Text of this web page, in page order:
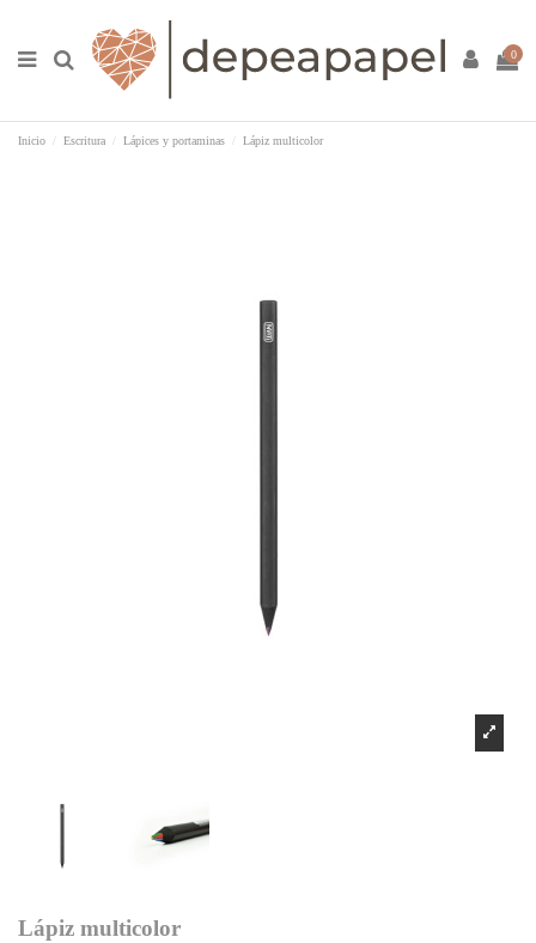
0
Inicio Escritura Lápices y portaminas Lápiz multicolor
Lápiz multicolor